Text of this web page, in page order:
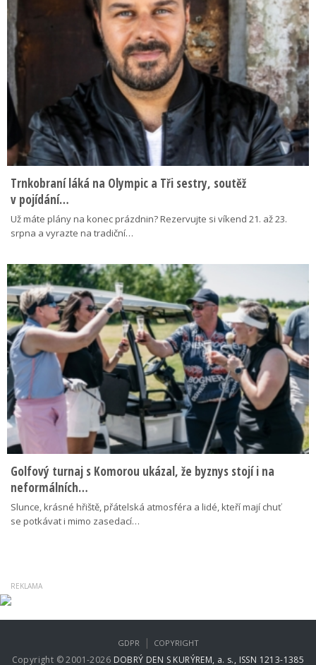
Trnkobraní láká na Olympic a Tři sestry, soutěž
v pojídání…
Už máte plány na konec prázdnin? Rezervujte si víkend 21. až 23.
srpna a vyrazte na tradiční…
Golfový turnaj s Komorou ukázal, že byznys stojí i na
neformálních…
Slunce, krásné hřiště, přátelská atmosféra a lidé, kteří mají chuť
se potkávat i mimo zasedací…
Copyright © 2001-2026 DOBRÝ DEN S KURÝREM, a. s., ISSN 1213-1385
GDPR | COPYRIGHT